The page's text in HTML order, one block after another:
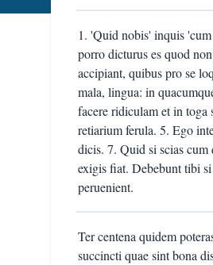
1. 'Quid nobis' inquis
porro dicturus es quod
accipiant, quibus pro se
mala, lingua: in
facere ridiculam et in toga
retiarium ferula. 5. Ego
dicis. 7. Quid si scias cum
exigis fiat. Debebunt tibi
peruenient.
Ter centena quidem
succincti quae sint bona